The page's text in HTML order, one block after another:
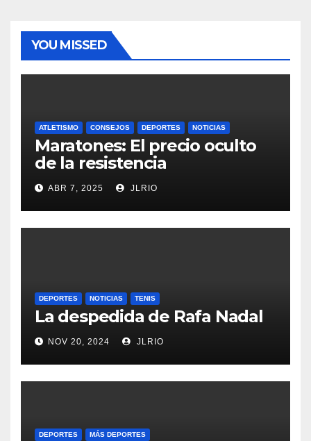
YOU MISSED
ATLETISMO CONSEJOS DEPORTES NOTICIAS
Maratones: El precio oculto
de la resistencia
ABR 7, 2025 JLRIO
DEPORTES NOTICIAS TENIS
La despedida de Rafa Nadal
NOV 20, 2024 JLRIO
DEPORTES MÁS DEPORTES